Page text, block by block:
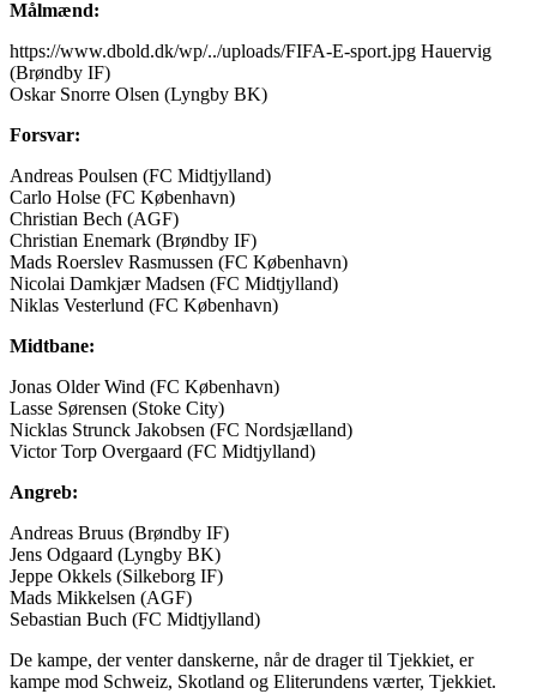
Målmænd:
https://www.dbold.dk/wp/../uploads/FIFA-E-sport.jpg Hauervig
(Brøndby IF)
Oskar Snorre Olsen (Lyngby BK)
Forsvar:
Andreas Poulsen (FC Midtjylland)
Carlo Holse (FC København)
Christian Bech (AGF)
Christian Enemark (Brøndby IF)
Mads Roerslev Rasmussen (FC København)
Nicolai Damkjær Madsen (FC Midtjylland)
Niklas Vesterlund (FC København)
Midtbane:
Jonas Older Wind (FC København)
Lasse Sørensen (Stoke City)
Nicklas Strunck Jakobsen (FC Nordsjælland)
Victor Torp Overgaard (FC Midtjylland)
Angreb:
Andreas Bruus (Brøndby IF)
Jens Odgaard (Lyngby BK)
Jeppe Okkels (Silkeborg IF)
Mads Mikkelsen (AGF)
Sebastian Buch (FC Midtjylland)
De kampe, der venter danskerne, når de drager til Tjekkiet, er
kampe mod Schweiz, Skotland og Eliterundens værter, Tjekkiet.